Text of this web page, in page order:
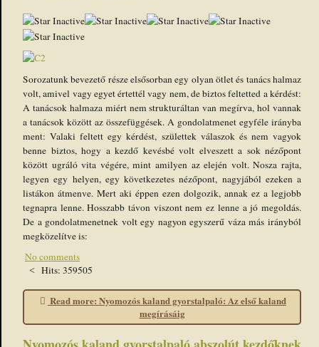
Sorozatunk bevezető része elsősorban egy olyan ötlet és tanács halmaz
volt, amivel vagy egyet értettél vagy nem, de biztos feltetted a kérdést:
A tanácsok halmaza miért nem strukturáltan van megírva, hol vannak
a tanácsok között az összefüggések. A gondolatmenet egyféle irányba
ment: Valaki feltett egy kérdést, születtek válaszok és nem vagyok
benne biztos, hogy a kezdő kevésbé volt elveszett a sok nézőpont
között ugráló vita végére, mint amilyen az elején volt. Nosza rajta,
legyen egy helyen, egy következetes nézőpont, nagyjából ezeken a
listákon átmenve. Mert aki éppen ezen dolgozik, annak ez a legjobb
tegnapra lenne. Hosszabb távon viszont nem ez lenne a jó megoldás.
De a gondolatmenetnek volt egy nagyon egyszerű váza más irányból
megközelítve is:
No comments
Hits: 359505
Read more: Nyomozós kaland gyorstalpaló: Az első kaland
megírásáig